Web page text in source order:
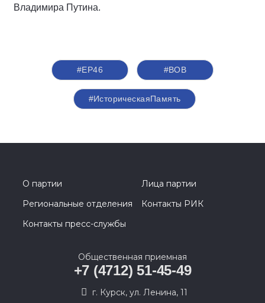
Владимира Путина.
#ЕР46 #ВОВ
#ИсторическаяПамять
О партии
Лица партии
Региональные отделения
Контакты РИК
Контакты пресс-службы
Общественная приемная
+7 (4712) 51-45-49
г. Курск, ул. Ленина, 11